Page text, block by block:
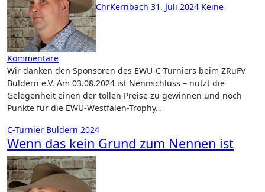
ChrKernbach 31. Juli 2024 Keine
Kommentare
Wir danken den Sponsoren des EWU-C-Turniers beim ZRuFV
Buldern e.V. Am 03.08.2024 ist Nennschluss – nutzt die
Gelegenheit einen der tollen Preise zu gewinnen und noch
Punkte für die EWU-Westfalen-Trophy…
C-Turnier Buldern 2024
Wenn das kein Grund zum Nennen ist